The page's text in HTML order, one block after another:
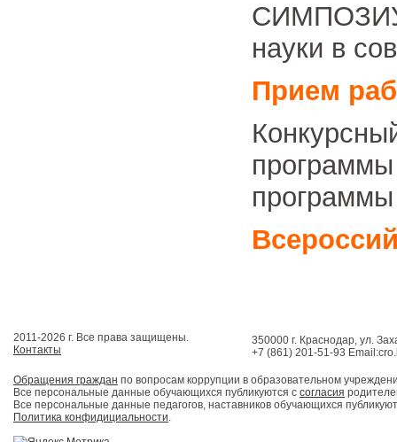
науки в
Прием
2011-2026 г. Все права защищены.
Контакты
350000 г. Краснодар, ул.
+7 (861) 201-51-93
Обращения граждан по вопросам коррупции в образовательном
Все персональные данные обучающихся публикуются с согласия
Все персональные данные педагогов, наставников обучающихся
Политика конфидициальности.